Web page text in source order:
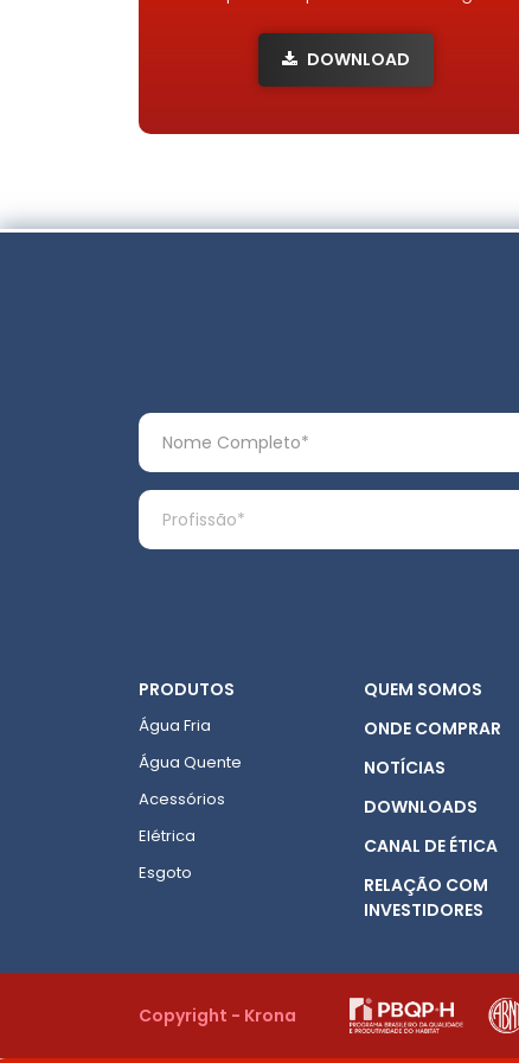
DOWNLOAD
PRODUTOS
Água Fria
Água Quente
Acessórios
Elétrica
Esgoto
QUEM SOMOS
ONDE COMPRAR
NOTÍCIAS
DOWNLOADS
CANAL DE ÉTICA
RELAÇÃO COM
INVESTIDORES
Copyright - Krona